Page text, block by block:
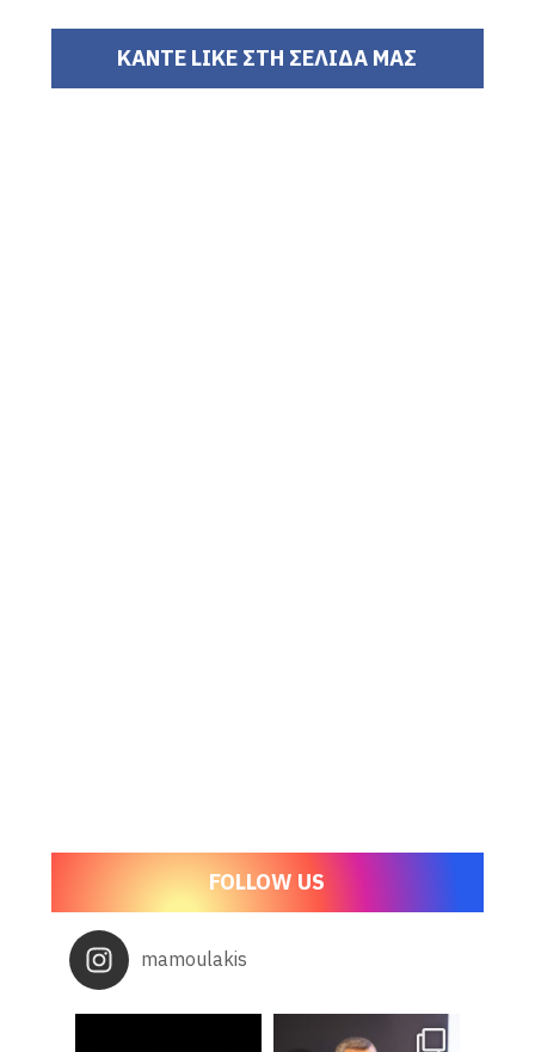
ΚΑΝΤΕ LIKE ΣΤΗ ΣΕΛΙΔΑ ΜΑΣ
mamoulakis
FOLLOW US